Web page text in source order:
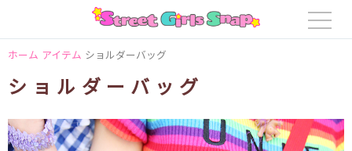
ホーム アイテム ショルダーバッグ
ショルダーバッグ